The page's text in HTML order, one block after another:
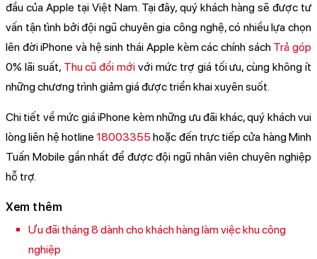
đầu của Apple tại Việt Nam. Tại đây, quý khách hàng sẽ được tư
vấn tận tình bởi đội ngũ chuyên gia công nghệ, có nhiều lựa chọn
lên đời iPhone và hệ sinh thái Apple kèm các chính sách Trả góp
0% lãi suất, Thu cũ đổi mới với mức trợ giá tối ưu, cùng không ít
những chương trình giảm giá được triển khai xuyên suốt.
Chi tiết về mức giá iPhone kèm những ưu đãi khác, quý khách vui
lòng liên hệ hotline18003355 hoặc đến trực tiếp cửa hàng Minh
Tuấn Mobile gần nhất để được đội ngũ nhân viên chuyên nghiệp
hỗ trợ.
Xem thêm
Ưu đãi tháng 8 dành cho khách hàng làm việc khu công
nghiệp